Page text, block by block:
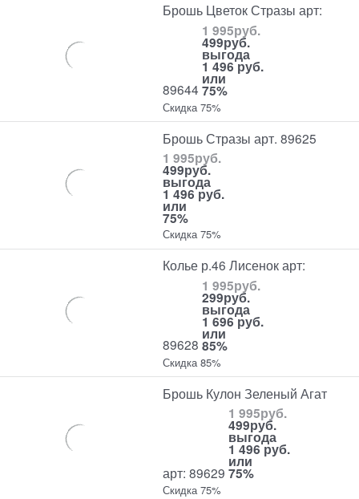
Брошь Цветок Стразы арт:
89644
1 995руб.
499руб.
выгода
1 496 руб.
или
75%
Скидка 75%
Брошь Стразы арт. 89625
1 995руб.
499руб.
выгода
1 496 руб.
или
75%
Скидка 75%
Колье р.46 Лисенок арт:
89628
1 995руб.
299руб.
выгода
1 696 руб.
или
85%
Скидка 85%
Брошь Кулон Зеленый Агат
арт: 89629
1 995руб.
499руб.
выгода
1 496 руб.
или
75%
Скидка 75%